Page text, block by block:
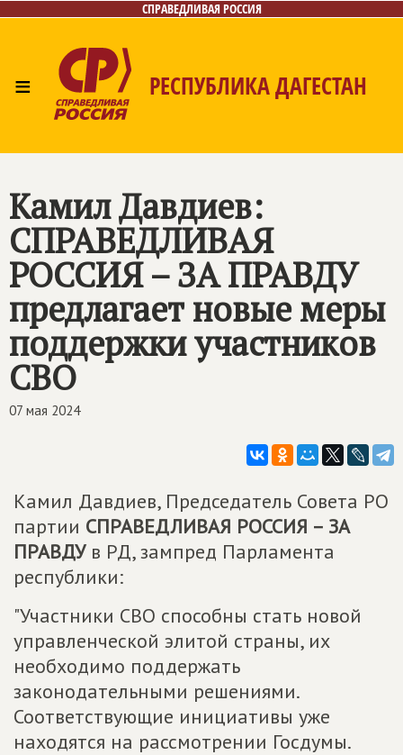
СПРАВЕДЛИВАЯ РОССИЯ
≡ РЕСПУБЛИКА ДАГЕСТАН
Камил Давдиев:
СПРАВЕДЛИВАЯ
РОССИЯ – ЗА ПРАВДУ
предлагает новые меры
поддержки участников
СВО
07 мая 2024
Камил Давдиев, Председатель Совета РО
партии СПРАВЕДЛИВАЯ РОССИЯ – ЗА
ПРАВДУв РД, зампред Парламента
республики:
"Участники СВО способны стать новой
управленческой элитой страны, их
необходимо поддержать
законодательными решениями.
Соответствующие инициативы уже
находятся на рассмотрении Госдумы.